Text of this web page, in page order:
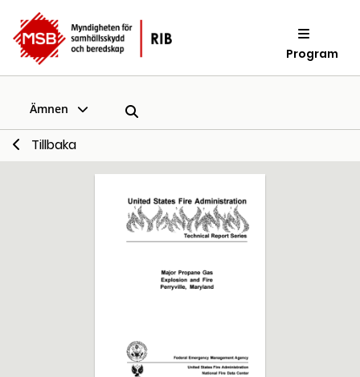
Program
Ämnen
Tillbaka